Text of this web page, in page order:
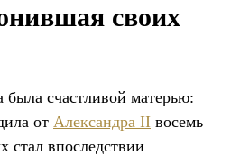
своих
счастливой матерью:
от Александра II восемь
стал впоследствии